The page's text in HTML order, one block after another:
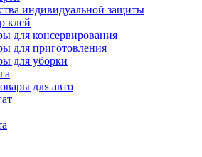
индивидуальной защиты
клей
для консервирования
для приготовления
для уборки
для авто